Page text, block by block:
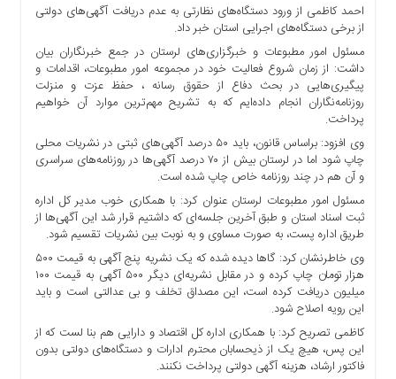
نمونه
تعرفه
درباره
اخبار
سایت
ارتباط
برگه
نمونه
تعرفه
احمد کاظمی از ورود دستگاه‌های نظارتی به عدم دریافت آگهی‌های دولتی
از برخی دستگاه‌های اجرایی استان خبر داد.
مسئول امور مطبوعات و خبرگزاری‌های لرستان در جمع خبرنگاران بیان
داشت: از زمان شروع فعالیت خود در مجموعه امور مطبوعات، اقدامات و
پیگیری‌هایی در بحث دفاع از حقوق رسانه ، حفظ عزت و منزلت
روزنامه‌نگاران انجام داده‌ایم که به تشریح مهم‌ترین موارد آن خواهیم
پرداخت.
وی افزود: براساس قانون، باید ۵۰ درصد آگهی‌های ثبتی در نشریات محلی
چاپ شود اما در لرستان بیش از ۷۰ درصد آگهی‌ها در روزنامه‌های سراسری
و آن هم در چند روزنامه خاص چاپ شده‌ است.
مسئول امور مطبوعات لرستان عنوان کرد: با همکاری خوب مدیر کل اداره
ثبت اسناد استان و طبق آخرین جلسه‌ای که داشتیم قرار شد این آگهی‌ها از
طریق اداره پست، به صورت مساوی و به نوبت بین نشریات تقسیم شود.
وی خاطرنشان کرد: گاها دیده شده که یک نشریه پنج آگهی به قیمت ۵۰۰
هزار تومان چاپ کرده و در مقابل نشریه‌ای دیگر ۵۰۰ آگهی به قیمت ۱۰۰
میلیون دریافت کرده است، این مصداق تخلف و بی عدالتی است و باید
این رویه اصلاح شود.
کاظمی تصریح کرد: با همکاری اداره کل اقتصاد و دارایی هم بنا لست که از
این پس، هیچ یک از ذیحسابان محترم ادارات و دستگاه‌های دولتی بدون
فاکتور ارشاد، هزینه آگهی دولتی پرداخت نکنند.